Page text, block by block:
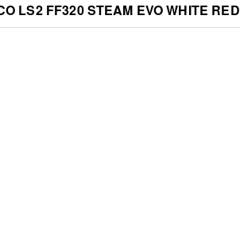
LS2 FF320 STEAM EVO WHITE RED